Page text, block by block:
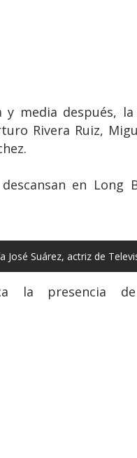
y media después,
Rivera Ruiz,
en
José Suárez, actriz de
la presencia